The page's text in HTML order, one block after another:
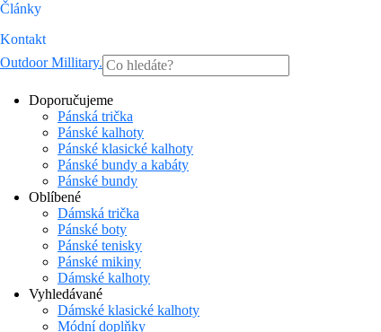
Články
Kontakt
Outdoor Millitary.
Doporučujeme
Pánská trička
Pánské kalhoty
Pánské klasické kalhoty
Pánské bundy a kabáty
Pánské bundy
Oblíbené
Dámská trička
Pánské boty
Pánské tenisky
Pánské mikiny
Dámské kalhoty
Vyhledávané
Dámské klasické kalhoty
Módní doplňky